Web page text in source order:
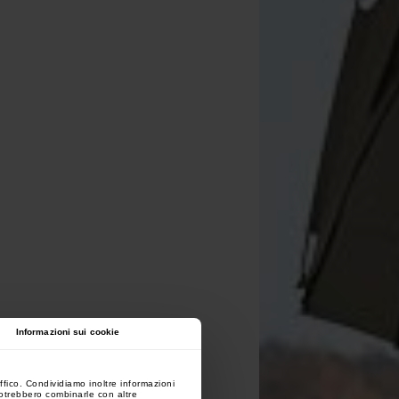
Informazioni sui cookie
Condividiamo inoltre informazioni
combinarle con altre